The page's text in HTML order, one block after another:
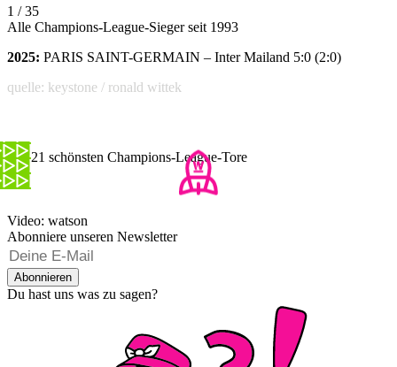
1 / 35
Alle Champions-League-Sieger seit 1993
2025: PARIS SAINT-GERMAIN – Inter Mailand 5:0 (2:0)
quelle: keystone / ronald wittek
Die 21 schönsten Champions-League-Tore
Video: watson
Abonniere unseren Newsletter
Abonnieren
Du hast uns was zu sagen?